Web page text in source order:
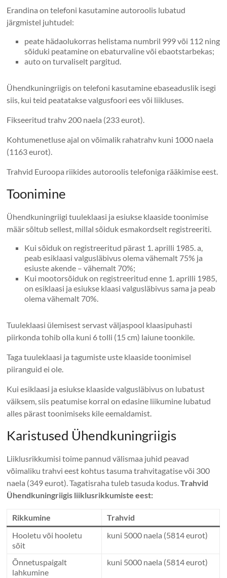
Erandina on telefoni kasutamine autoroolis lubatud
järgmistel juhtudel:
peate hädaolukorras helistama numbril 999 või 112 ning
sõiduki peatamine on ebaturvaline või ebaotstarbekas;
auto on turvaliselt pargitud.
Ühendkuningriigis on telefoni kasutamine ebaseaduslik isegi
siis, kui teid peatatakse valgusfoori ees või liikluses.
Fikseeritud trahv 200 naela (233 eurot).
Kohtumenetluse ajal on võimalik rahatrahv kuni 1000 naela
(1163 eurot).
Trahvid Euroopa riikides autoroolis telefoniga rääkimise eest.
Toonimine
Ühendkuningriigi tuuleklaasi ja esiukse klaaside toonimise
määr sõltub sellest, millal sõiduk esmakordselt registreeriti.
Kui sõiduk on registreeritud pärast 1. aprilli 1985. a,
peab esiklaasi valgusläbivus olema vähemalt 75% ja
esiuste akende – vähemalt 70%;
Kui mootorsõiduk on registreeritud enne 1. aprilli 1985,
on esiklaasi ja esiukse klaasi valgusläbivus sama ja peab
olema vähemalt 70%.
Tuuleklaasi ülemisest servast väljaspool klaasipuhasti
piirkonda tohib olla kuni 6 tolli (15 cm) laiune toonkile.
Taga tuuleklaasi ja tagumiste uste klaaside toonimisel
piiranguid ei ole.
Kui esiklaasi ja esiukse klaaside valgusläbivus on lubatust
väiksem, siis peatumise korral on edasine liikumine lubatud
alles pärast toonimiseks kile eemaldamist.
Karistused Ühendkuningriigis
Liiklusrikkumisi toime pannud välismaa juhid peavad
võimaliku trahvi eest kohtus tasuma trahvitagatise või 300
naela (349 eurot). Tagatisraha tuleb tasuda kodus.Trahvid
Ühendkuningriigis liiklusrikkumiste eest:
Rikkumine
Trahvid
Hooletu või hooletu
sõit
kuni 5000 naela (5814 eurot)
Õnnetuspaigalt
lahkumine
kuni 5000 naela (5814 eurot)